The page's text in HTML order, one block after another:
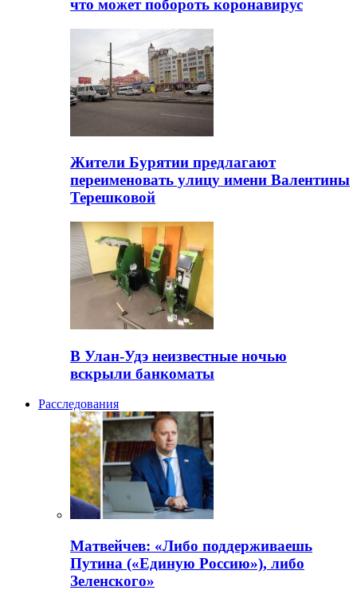
что может побороть коронавирус
Жители Бурятии предлагают
переименовать улицу имени Валентины
Терешковой
В Улан-Удэ неизвестные ночью
вскрыли банкоматы
Расследования
Матвейчев: «Либо поддерживаешь
Путина («Единую Россию»), либо
Зеленского»